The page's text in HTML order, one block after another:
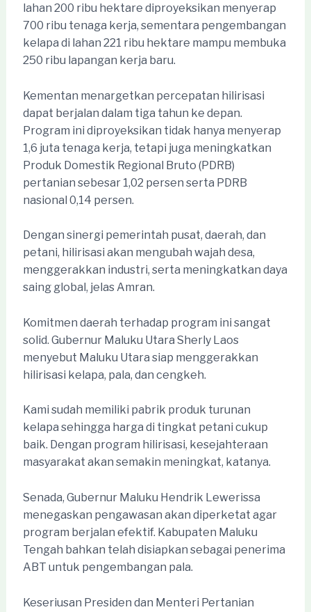
lahan 200 ribu hektare diproyeksikan menyerap
700 ribu tenaga kerja, sementara pengembangan
kelapa di lahan 221 ribu hektare mampu membuka
250 ribu lapangan kerja baru.
Kementan menargetkan percepatan hilirisasi
dapat berjalan dalam tiga tahun ke depan.
Program ini diproyeksikan tidak hanya menyerap
1,6 juta tenaga kerja, tetapi juga meningkatkan
Produk Domestik Regional Bruto (PDRB)
pertanian sebesar 1,02 persen serta PDRB
nasional 0,14 persen.
Dengan sinergi pemerintah pusat, daerah, dan
petani, hilirisasi akan mengubah wajah desa,
menggerakkan industri, serta meningkatkan daya
saing global, jelas Amran.
Komitmen daerah terhadap program ini sangat
solid. Gubernur Maluku Utara Sherly Laos
menyebut Maluku Utara siap menggerakkan
hilirisasi kelapa, pala, dan cengkeh.
Kami sudah memiliki pabrik produk turunan
kelapa sehingga harga di tingkat petani cukup
baik. Dengan program hilirisasi, kesejahteraan
masyarakat akan semakin meningkat, katanya.
Senada, Gubernur Maluku Hendrik Lewerissa
menegaskan pengawasan akan diperketat agar
program berjalan efektif. Kabupaten Maluku
Tengah bahkan telah disiapkan sebagai penerima
ABT untuk pengembangan pala.
Keseriusan Presiden dan Menteri Pertanian